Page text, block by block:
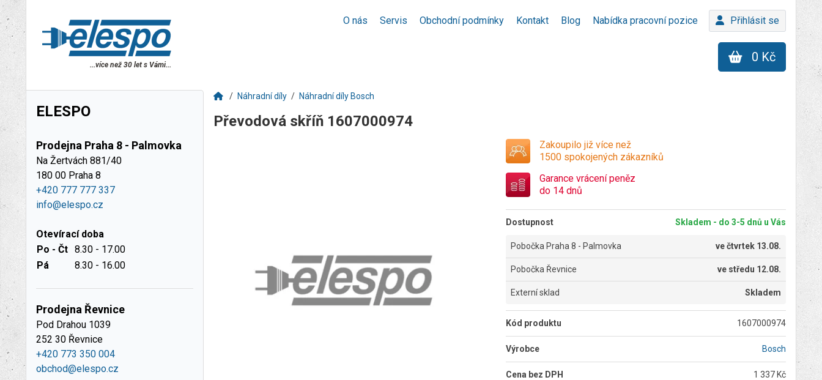
O nás Servis Obchodní podmínky Kontakt Blog Nabídka pracovní pozice Přihlásit se
...více než 30 let s Vámi...
0 Kč
ELESPO
Prodejna Praha 8 - Palmovka
Na Žertvách 881/40
180 00 Praha 8
+420 777 777 337
info@elespo.cz
Otevírací doba
Po - Čt 8.30 - 17.00
Pá
8.30 - 16.00
Prodejna Řevnice
Pod Drahou 1039
252 30 Řevnice
+420 773 350 004
obchod@elespo.cz
Náhradní díly Náhradní díly Bosch
Převodová skříň 1607000974
Zakoupilo již více než
1500 spokojených zákazníků
Garance vrácení peněz
do 14 dnů
Dostupnost Skladem - do 3-5 dnů u Vás
Pobočka Praha 8 - Palmovka večtvrtek 13.08.
Pobočka Řevnice ve středu 12.08.
Externí sklad Skladem
Kód produktu 1607000974
Výrobce Bosch
Cena bez DPH 1 337 Kč